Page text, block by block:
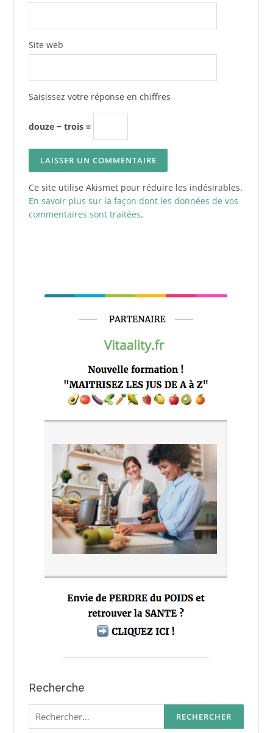
Site web
Saisissez votre réponse en chiffres
douze − trois =
Ce site utilise Akismet pour réduire les indésirables.
En savoir plus sur la façon dont les données de vos
commentaires sont traitées.
Recherche
Rechercher :